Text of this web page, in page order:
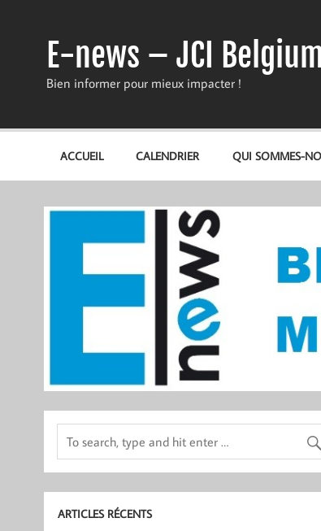
E-news – JCI
Bien informer pour mieux impacter !
ACCUEIL CALENDRIER QUI SOMMES-
ARTICLES RÉCENTS